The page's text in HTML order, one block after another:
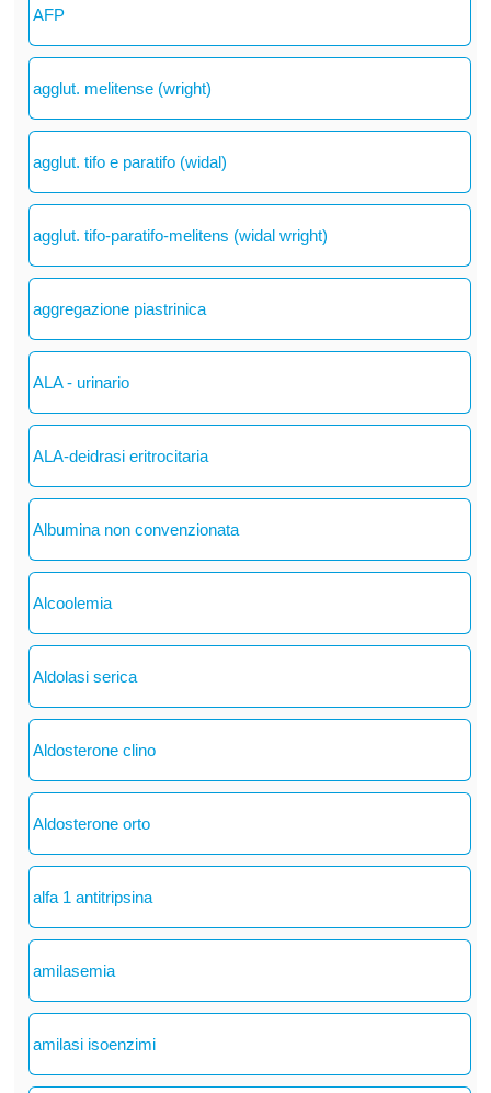
AFP
agglut. melitense (wright)
agglut. tifo e paratifo (widal)
agglut. tifo-paratifo-melitens (widal wright)
aggregazione piastrinica
ALA - urinario
ALA-deidrasi eritrocitaria
Albumina non convenzionata
Alcoolemia
Aldolasi serica
Aldosterone clino
Aldosterone orto
alfa 1 antitripsina
amilasemia
amilasi isoenzimi